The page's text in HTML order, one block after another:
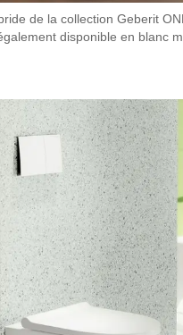
de la collection Geberit
disponible en blanc